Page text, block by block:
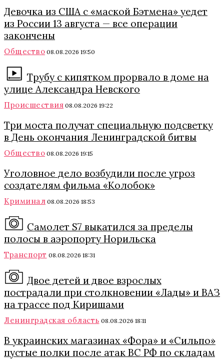
Девочка из США с «маской Бэтмена» уедет
из России 13 августа — все операции
закончены
Общество 08.08.2026 19:50
Трубу с кипятком прорвало в доме на
улице Александра Невского
Происшествия 08.08.2026 19:22
Три моста получат специальную подсветку
в День окончания Ленинградской битвы
Общество 08.08.2026 19:15
Уголовное дело возбудили после угроз
создателям фильма «Колобок»
Криминал 08.08.2026 18:53
Самолет S7 выкатился за пределы
полосы в аэропорту Норильска
Транспорт 08.08.2026 18:31
Двое детей и двое взрослых
пострадали при столкновении «Лады» и ВАЗ
на трассе под Киришами
Ленинградская область 08.08.2026 18:11
В украинских магазинах «Фора» и «Сильпо»
пустые полки после атак ВС РФ по складам